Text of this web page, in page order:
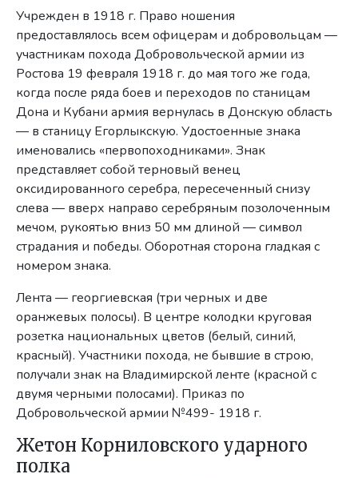
Учрежден в 1918 г. Право ношения
предоставлялось всем офицерам и добровольцам —
участникам похода Добровольческой армии из
Ростова 19 февраля 1918 г. до мая того же года,
когда после ряда боев и перехо­дов по станицам
Дона и Кубани армия вернулась в Донскую область
— в станицу Егорлыкскую. Удостоенные знака
именовались «первопоходниками». Знак
представляет собой терновый венец
оксидированного серебра, пересеченный снизу
слева — вверх направо серебряным позолоченным
мечом, рукоятью вниз 50 мм длиной — символ
страдания и победы. Оборотная сторона гладкая с
номером знака.
Лента — георгиевская (три черных и две
оранжевых полосы). В центре колодки круговая
розетка национальных цветов (белый, синий,
красный). Участники похода, не бывшие в строю,
получали знак на Владимирской ленте (красной с
двумя черными полосами). Приказ по
Добровольческой армии №499- 1918 г.
Жетон Корниловского ударного
полка